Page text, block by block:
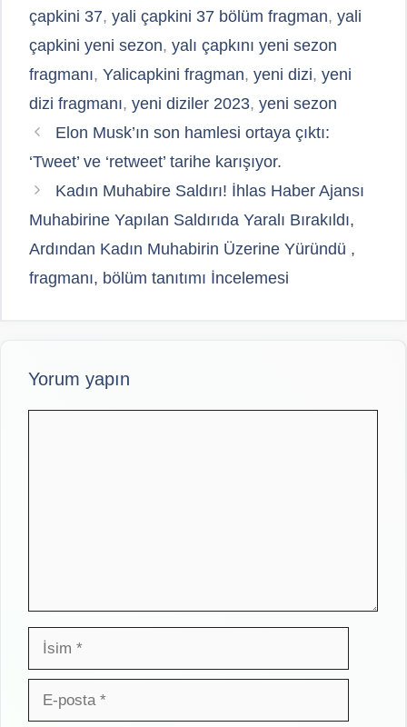
çapkini 37, yali çapkini 37 bölüm fragman, yali
çapkini yeni sezon, yalı çapkını yeni sezon
fragmanı, Yalicapkini fragman, yeni dizi, yeni
dizi fragmanı, yeni diziler 2023, yeni sezon
Elon Musk’ın son hamlesi ortaya çıktı:
‘Tweet’ ve ‘retweet’ tarihe karışıyor.
Kadın Muhabire Saldırı! İhlas Haber Ajansı
Muhabirine Yapılan Saldırıda Yaralı Bırakıldı,
Ardından Kadın Muhabirin Üzerine Yüründü ,
fragmanı, bölüm tanıtımı İncelemesi
Yorum yapın
İsim
posta